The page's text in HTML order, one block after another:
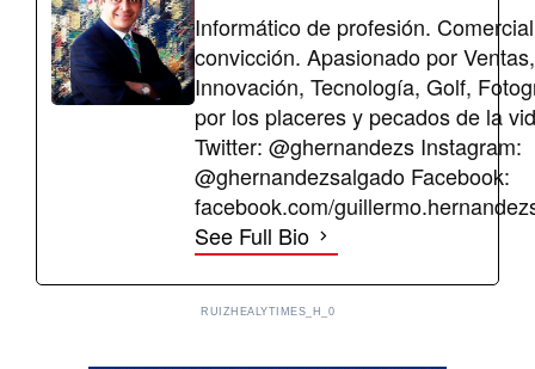
Informático de profesión.
convicción. Apasionado por Ventas,
Innovación, Tecnología, Golf,
por los placeres y pecados de la
Twitter: @ghernandezs Instagram:
@ghernandezsalgado Facebook:
facebook.com/
See Full Bio
RUIZHEALYTIMES_H_0